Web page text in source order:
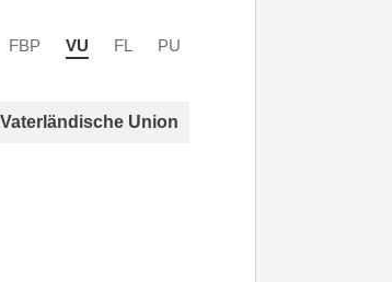
FBP VU FL PU
Union